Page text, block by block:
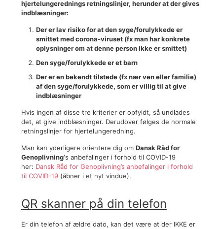
hjertelungerednings retningslinjer, herunder at der gives
indblæsninger:
Der er lav risiko for at den syge/forulykkede er
smittet med corona-viruset (fx man har konkrete
oplysninger om at denne person ikke er smittet)
Den syge/forulykkede er et barn
Der er en bekendt tilstede (fx nær ven eller familie)
af den syge/forulykkede, som er villig til at give
indblæsninger
Hvis ingen af disse tre kriterier er opfyldt, så undlades
det, at give indblæsninger. Derudover følges de normale
retningslinjer for hjertelungeredning.
Man kan yderligere orientere dig om Dansk Råd for
Genoplivning‘s anbefalinger i forhold til COVID-19
her: Dansk Råd for Genoplivning’s anbefalinger i forhold
til COVID-19 (åbner i et nyt vindue).
QR skanner på din telefon
Er din telefon af ældre dato, kan det være at der IKKE er